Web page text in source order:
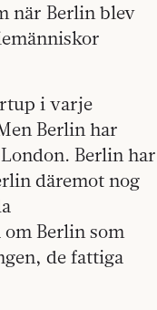
när Berlin blev
i varje
Berlin har
Berlin har
däremot nog
Berlin som
de fattiga